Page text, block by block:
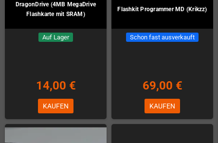
DragonDrive (4MB MegaDrive
Flashkarte mit SRAM)
Auf Lager
14,00 €
KAUFEN
Flashkit Programmer MD (Krikzz)
Schon fast ausverkauft
69,00 €
KAUFEN